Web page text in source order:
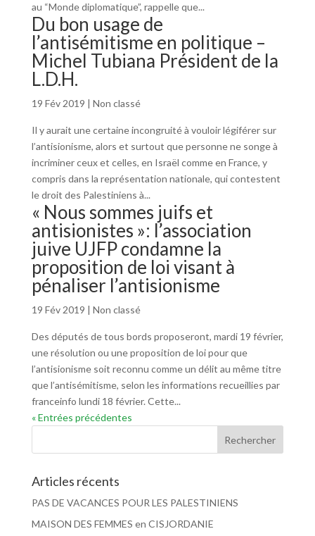
au “Monde diplomatique”, rappelle que...
Du bon usage de
l’antisémitisme en politique –
Michel Tubiana Président de la
L.D.H.
19 Fév 2019 | Non classé
Il y aurait une certaine incongruité à vouloir légiférer sur
l’antisionisme, alors et surtout que personne ne songe à
incriminer ceux et celles, en Israël comme en France, y
compris dans la représentation nationale, qui contestent
le droit des Palestiniens à...
« Nous sommes juifs et
antisionistes »: l’association
juive UJFP condamne la
proposition de loi visant à
pénaliser l’antisionisme
19 Fév 2019 | Non classé
Des députés de tous bords proposeront, mardi 19 février,
une résolution ou une proposition de loi pour que
l’antisionisme soit reconnu comme un délit au même titre
que l’antisémitisme, selon les informations recueillies par
franceinfo lundi 18 février. Cette...
« Entrées précédentes
Articles récents
PAS DE VACANCES POUR LES PALESTINIENS
MAISON DES FEMMES en CISJORDANIE